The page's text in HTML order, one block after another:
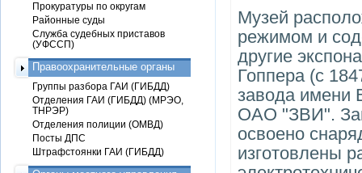
Музей
режимом и
другие
Гоппера (с
завода имени
ОАО "ЗВИ".
освоено
изготовлены
Прокуратуры по округам
Районные суды
Служба судебных приставов
(УФССП)
Правоохранительные органы
Группы разбора ГАИ (ГИБДД)
Отделения ГАИ (ГИБДД) (МРЭО,
ТНРЭР)
Отделения полиции (ОМВД)
Посты ДПС
Штрафстоянки ГАИ (ГИБДД)